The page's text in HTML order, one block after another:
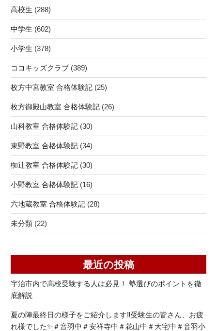
高校生 (288)
中学生 (602)
小学生 (378)
ココキッズクラブ (389)
枚方中宮教室 合格体験記 (25)
枚方御殿山教室 合格体験記 (26)
山科教室 合格体験記 (30)
東野教室 合格体験記 (34)
椥辻教室 合格体験記 (30)
小野教室 合格体験記 (16)
六地蔵教室 合格体験記 (28)
未分類 (22)
最近の投稿
宇治市内で高校受験する人は必見！ 塾選びのポイントを徹
底解説
夏の陣最終日の様子をご紹介します‼受験生の皆さん、お疲
れ様でした✨＃音羽中＃安祥寺中＃花山中＃大宅中＃音羽小